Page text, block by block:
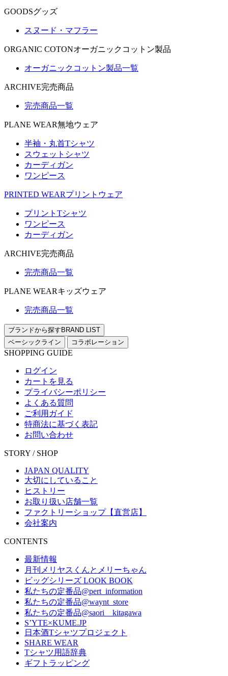
GOODSグッズ
スヌード・マフラー
ORGANIC COTONオーガニックコットン製品
オーガニックコットン製品一覧
ARCHIVE完売商品
完売商品一覧
PLANE WEAR無地ウェア
半袖・丸首Tシャツ
スウェットシャツ
カーディガン
ワンピース
PRINTED WEARプリントウェア
プリントTシャツ
ワンピース
カーディガン
ARCHIVE完売商品
完売商品一覧
PLANE WEARキッズウェア
完売商品一覧
ブランドから探す BRAND LIST
ベーシックライン
コラボレーション
SHOPPING GUIDE
ログイン
カートを見る
プライバシーポリシー
よくある質問
ご利用ガイド
特商法に基づく表記
お問い合わせ
STORY / SHOP
JAPAN QUALITY
大切にしていること
ヒストリー
お取り扱い店舗一覧
ファクトリーショップ【直営店】
会社案内
CONTENTS
最新情報
月刊メリヤスくんとメリーちゃん
ビッグシリーズ LOOK BOOK
私たちの定番品@pert_information
私たちの定番品@waynt_store
私たちの定番品@saori__kitagawa
S’YTE×KUME.JP
日本酒Tシャツプロジェクト
SHARE WEAR
Tシャツ用語辞典
ギフトラッピング